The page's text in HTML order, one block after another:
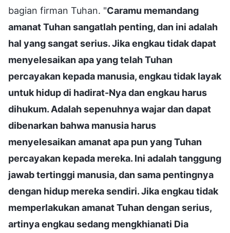
bagian firman Tuhan. "Caramu memandang
amanat Tuhan sangatlah penting, dan ini adalah
hal yang sangat serius. Jika engkau tidak dapat
menyelesaikan apa yang telah Tuhan
percayakan kepada manusia, engkau tidak layak
untuk hidup di hadirat-Nya dan engkau harus
dihukum. Adalah sepenuhnya wajar dan dapat
dibenarkan bahwa manusia harus
menyelesaikan amanat apa pun yang Tuhan
percayakan kepada mereka. Ini adalah tanggung
jawab tertinggi manusia, dan sama pentingnya
dengan hidup mereka sendiri. Jika engkau tidak
memperlakukan amanat Tuhan dengan serius,
artinya engkau sedang mengkhianati Dia